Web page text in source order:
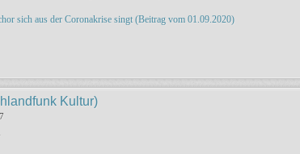
sich aus der Coronakrise singt (Beitrag vom 01.09.2020)
Kultur)